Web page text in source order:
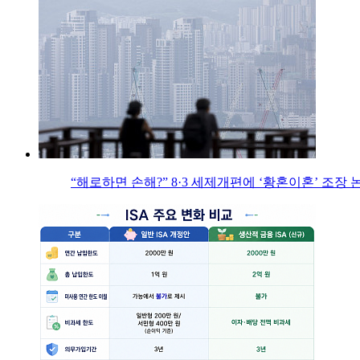
“해로하면 손해?” 8·3 세제개편에 ‘황혼이혼’ 조장